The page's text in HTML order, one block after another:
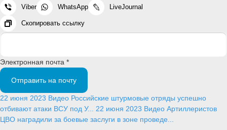
Viber WhatsApp LiveJournal
Скопировать ссылку
Электронная почта *
Отправить на почту
22 июня 2023 Видео Российские штурмовые отряды успешно
отбивают атаки ВСУ под У... 22 июня 2023 Видео Артиллеристов
ЦВО наградили за боевые заслуги в зоне проведе...